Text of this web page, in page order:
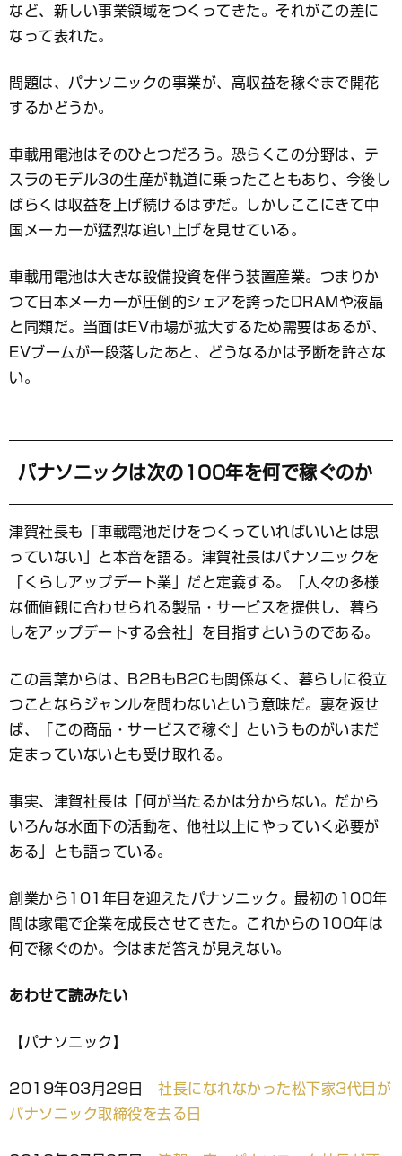
など、新しい事業領域をつくってきた。それがこの差に
なって表れた。
問題は、パナソニックの事業が、高収益を稼ぐまで開花
するかどうか。
車載用電池はそのひとつだろう。恐らくこの分野は、テ
スラのモデル3の生産が軌道に乗ったこともあり、今後し
ばらくは収益を上げ続けるはずだ。しかしここにきて中
国メーカーが猛烈な追い上げを見せている。
車載用電池は大きな設備投資を伴う装置産業。つまりか
つて日本メーカーが圧倒的シェアを誇ったDRAMや液晶
と同類だ。当面はEV市場が拡大するため需要はあるが、
EVブームが一段落したあと、どうなるかは予断を許さな
い。
パナソニックは次の100年を何で稼ぐのか
津賀社長も「車載電池だけをつくっていればいいとは思
っていない」と本音を語る。津賀社長はパナソニックを
「くらしアップデート業」だと定義する。「人々の多様
な価値観に合わせられる製品・サービスを提供し、暮ら
しをアップデートする会社」を目指すというのである。
この言葉からは、B2BもB2Cも関係なく、暮らしに役立
つことならジャンルを問わないという意味だ。裏を返せ
ば、「この商品・サービスで稼ぐ」というものがいまだ
定まっていないとも受け取れる。
事実、津賀社長は「何が当たるかは分からない。だから
いろんな水面下の活動を、他社以上にやっていく必要が
ある」とも語っている。
創業から101年目を迎えたパナソニック。最初の100年
間は家電で企業を成長させてきた。これからの100年は
何で稼ぐのか。今はまだ答えが見えない。
あわせて読みたい
【パナソニック】
2019年03月29日 社長になれなかった松下家3代目が
パナソニック取締役を去る日